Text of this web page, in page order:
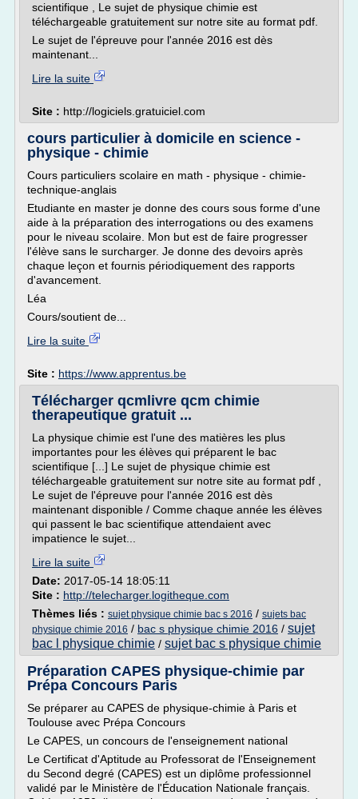
scientifique , Le sujet de physique chimie est
téléchargeable gratuitement sur notre site au format pdf.
Le sujet de l'épreuve pour l'année 2016 est dès
maintenant...
Lire la suite
Site : http://logiciels.gratuiciel.com
cours particulier à domicile en science -
physique - chimie
Cours particuliers scolaire en math - physique - chimie-
technique-anglais
Etudiante en master je donne des cours sous forme d'une
aide à la préparation des interrogations ou des examens
pour le niveau scolaire. Mon but est de faire progresser
l'élève sans le surcharger. Je donne des devoirs après
chaque leçon et fournis périodiquement des rapports
d'avancement.
Léa
Cours/soutient de...
Lire la suite
Site : https://www.apprentus.be
Télécharger qcmlivre qcm chimie
therapeutique gratuit ...
La physique chimie est l'une des matières les plus
importantes pour les élèves qui préparent le bac
scientifique [...] Le sujet de physique chimie est
téléchargeable gratuitement sur notre site au format pdf ,
Le sujet de l'épreuve pour l'année 2016 est dès
maintenant disponible / Comme chaque année les élèves
qui passent le bac scientifique attendaient avec
impatience le sujet...
Lire la suite
Date: 2017-05-14 18:05:11
Site : http://telecharger.logitheque.com
Thèmes liés : sujet physique chimie bac s 2016 / sujets bac
physique chimie 2016 / bac s physique chimie 2016 / sujet
bac l physique chimie / sujet bac s physique chimie
Préparation CAPES physique-chimie par
Prépa Concours Paris
Se préparer au CAPES de physique-chimie à Paris et
Toulouse avec Prépa Concours
Le CAPES, un concours de l'enseignement national
Le Certificat d'Aptitude au Professorat de l'Enseignement
du Second degré (CAPES) est un diplôme professionnel
validé par le Ministère de l'Éducation Nationale français.